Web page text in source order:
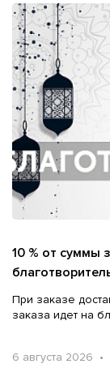
10 % от суммы
При заказе
заказа идет на
6 августа 2026 •